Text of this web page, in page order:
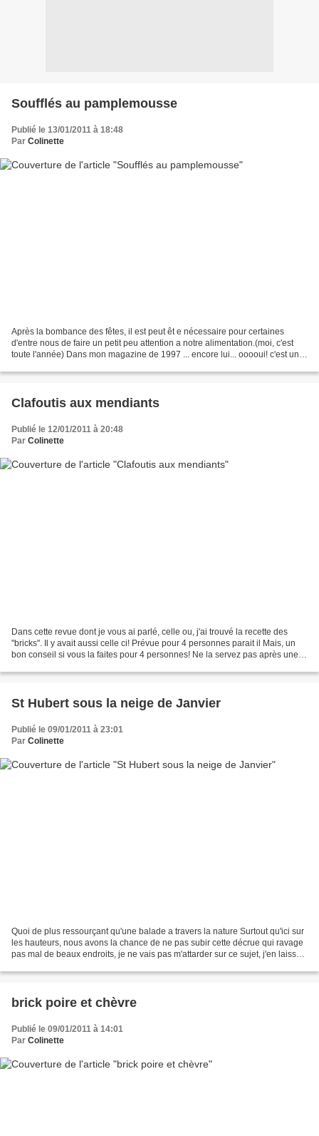
Soufflés au pamplemousse
Publié le 13/01/2011 à 18:48
Par Colinette
Après la bombance des fêtes, il est peut êt e nécessaire pour certaines
d'entre nous de faire un petit peu attention a notre alimentation.(moi, c'est
toute l'année) Dans mon magazine de 1997 ... encore lui... ooooui! c'est une
Clafoutis aux mendiants
Publié le 12/01/2011 à 20:48
Par Colinette
Dans cette revue dont je vous ai parlé, celle ou, j'ai trouvé la recette des
"bricks". Il y avait aussi celle ci! Prévue pour 4 personnes parait il Mais, un
bon conseil si vous la faites pour 4 personnes! Ne la servez pas après une
St Hubert sous la neige de Janvier
Publié le 09/01/2011 à 23:01
Par Colinette
Quoi de plus ressourçant qu'une balade a travers la nature Surtout qu'ici sur
les hauteurs, nous avons la chance de ne pas subir cette décrue qui ravage
pas mal de beaux endroits, je ne vais pas m'attarder sur ce sujet, j'en laisse
brick poire et chèvre
Publié le 09/01/2011 à 14:01
Par Colinette